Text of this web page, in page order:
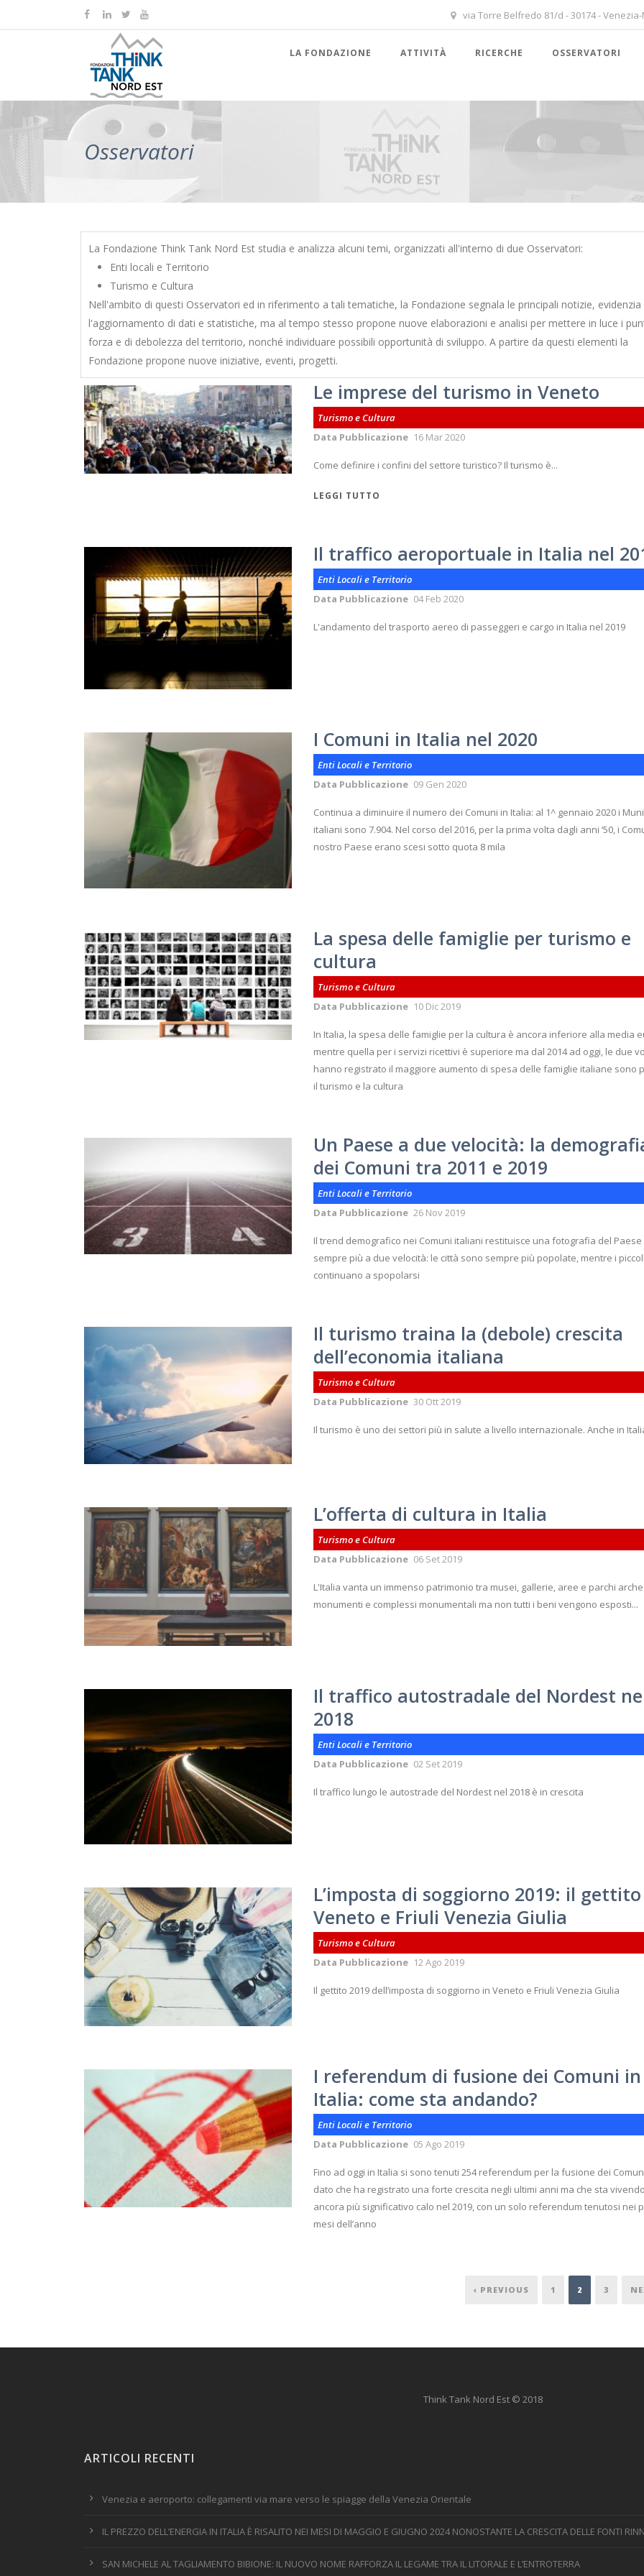
via Torre Belfredo 81/d - 30174 -
LA FONDAZIONE ATTIVITÀ RICERCHE OSSERVATORI
Osservatori
La Fondazione Think Tank Nord Est studia e analizza alcuni temi, organizzati all'interno di due Osservatori:
Enti locali e Territorio
Turismo e Cultura
Nell'ambito di questi Osservatori ed in riferimento a tali tematiche, la Fondazione segnala le principali notizie, evidenzia
l'aggiornamento di dati e statistiche, ma al tempo stesso propone nuove elaborazioni e analisi per mettere in luce i
forza e di debolezza del territorio, nonché individuare possibili opportunità di sviluppo. A partire da questi elementi la
Fondazione propone nuove iniziative, eventi, progetti.
Le imprese del turismo in Veneto
Turismo e Cultura
Data Pubblicazione 16 Mar 2020
Come definire i confini del settore turistico? Il turismo è...
LEGGI TUTTO
Il traffico aeroportuale in Italia nel
Enti Locali e Territorio
Data Pubblicazione 04 Feb 2020
L'andamento del trasporto aereo di passeggeri e cargo in Italia nel 2019
I Comuni in Italia nel 2020
Enti Locali e Territorio
Data Pubblicazione 09 Gen 2020
Continua a diminuire il numero dei Comuni in Italia: al 1^ gennaio 2020 i
italiani sono 7.904. Nel corso del 2016, per la prima volta dagli anni ‘50, i
nostro Paese erano scesi sotto quota 8 mila
La spesa delle famiglie per turismo e
cultura
Turismo e Cultura
Data Pubblicazione 10 Dic 2019
In Italia, la spesa delle famiglie per la cultura è ancora inferiore alla media
mentre quella per i servizi ricettivi è superiore ma dal 2014 ad oggi, le due
hanno registrato il maggiore aumento di spesa delle famiglie italiane sono
il turismo e la cultura
Un Paese a due velocità: la
dei Comuni tra 2011 e 2019
Enti Locali e Territorio
Data Pubblicazione 26 Nov 2019
Il trend demografico nei Comuni italiani restituisce una fotografia del Paese
sempre più a due velocità: le città sono sempre più popolate, mentre i
continuano a spopolarsi
Il turismo traina la (debole) crescita
dell’economia italiana
Turismo e Cultura
Data Pubblicazione 30 Ott 2019
Il turismo è uno dei settori più in salute a livello internazionale. Anche in
L’offerta di cultura in Italia
Turismo e Cultura
Data Pubblicazione 06 Set 2019
L'Italia vanta un immenso patrimonio tra musei, gallerie, aree e parchi
monumenti e complessi monumentali ma non tutti i beni vengono esposti...
Il traffico autostradale del Nordest
2018
Enti Locali e Territorio
Data Pubblicazione 02 Set 2019
Il traffico lungo le autostrade del Nordest nel 2018 è in crescita
L’imposta di soggiorno 2019: il
Veneto e Friuli Venezia Giulia
Turismo e Cultura
Data Pubblicazione 12 Ago 2019
Il gettito 2019 dell’imposta di soggiorno in Veneto e Friuli Venezia Giulia
I referendum di fusione dei Comuni in
Italia: come sta andando?
Enti Locali e Territorio
Data Pubblicazione 05 Ago 2019
Fino ad oggi in Italia si sono tenuti 254 referendum per la fusione dei
dato che ha registrato una forte crescita negli ultimi anni ma che sta
ancora più significativo calo nel 2019, con un solo referendum tenutosi nei
mesi dell’anno
‹ PREVIOUS 1 2 3
Think Tank Nord Est © 2018
ARTICOLI RECENTI
Venezia e aeroporto: collegamenti via mare verso le spiagge della Venezia Orientale
IL PREZZO DELL’ENERGIA IN ITALIA È RISALITO NEI MESI DI MAGGIO E GIUGNO 2024 NONOSTANTE LA CRESCITA DELLE FONTI
SAN MICHELE AL TAGLIAMENTO BIBIONE: IL NUOVO NOME RAFFORZA IL LEGAME TRA IL LITORALE E L’ENTROTERRA